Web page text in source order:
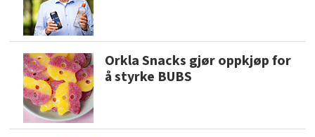
Orkla Snacks gjør oppkjøp for
å styrke BUBS